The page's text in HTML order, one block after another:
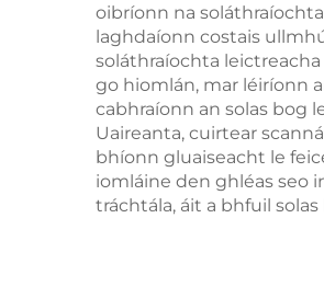
oibríonn na
laghdaíonn costais
soláthraíochta
go hiomlán, mar léiríonn
cabhraíonn an solas bog
Uaireanta, cuirtear
bhíonn gluaiseacht le
iomláine den ghléas seo
tráchtála, áit a bhfuil